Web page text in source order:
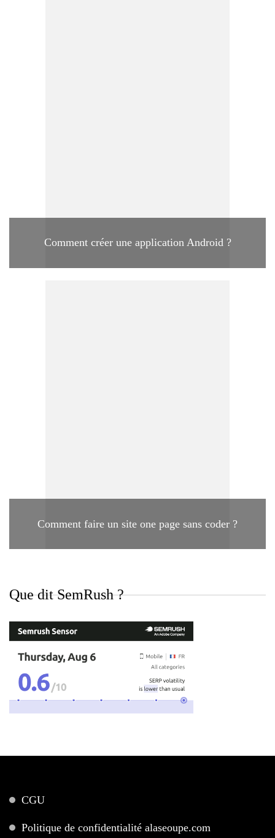
Comment créer une application Android ?
Comment faire un site one page sans coder ?
Que dit SemRush ?
CGU
Politique de confidentialité alaseoupe.com